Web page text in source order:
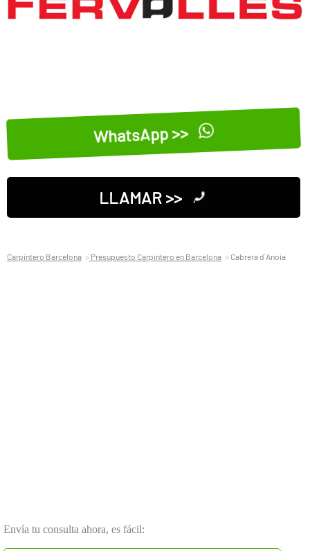
WhatsApp >>
LLAMAR >>
Carpintero Barcelona Presupuesto Carpintero en Barcelona Cabrera d´Anoia
Envía tu consulta ahora, es fácil: